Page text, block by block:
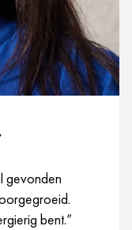
gevonden
bent.”